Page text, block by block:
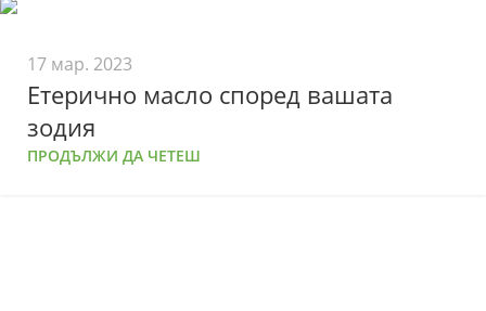
17 мар. 2023
Етерично масло според вашата
зодия
ПРОДЪЛЖИ ДА ЧЕТЕШ